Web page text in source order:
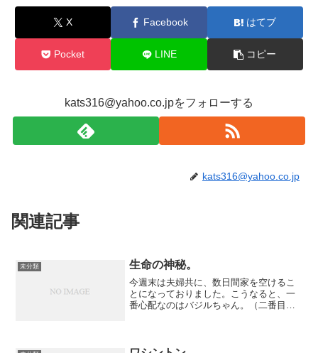
X Facebook はてブ
Pocket LINE コピー
kats316@yahoo.co.jpをフォローする
kats316@yahoo.co.jp
関連記事
未分類 生命の神秘。
今週末は夫婦共に、数日間家を空けるこ
とになっておりました。こうなると、一
番心配なのはバジルちゃん。（二番目が
が降りませんでした。天気...